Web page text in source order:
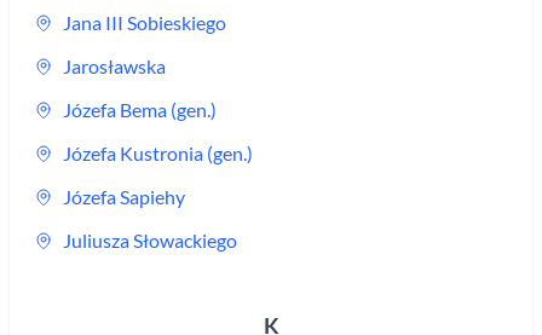
Jana III Sobieskiego
Jarosławska
Józefa Bema (gen.)
Józefa Kustronia (gen.)
Józefa Sapiehy
Juliusza Słowackiego
K